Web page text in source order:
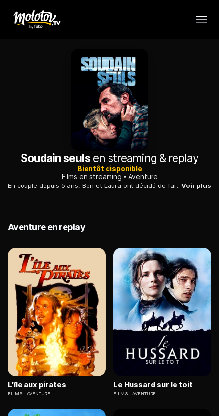
Soudain seulsen streaming & replay
Bientôt disponible
Films en streaming
Aventure
En couple depuis 5 ans, Ben et Laura ont décidé de faire le tour du monde en bateau. Avant d'atteindre l'Amérique du Sud, ils font un détour vers une île sauvage, près des côtes antarctiques. En pleine exploration, une tempête s'abat sur eux et leur bateau disparaît. Éloignés du monde, soudain seuls face au danger et à l'hiver qui approche, ils vont devoir lutter pour leur survie et celle de leur couple. Voir plus
Aventure en replay
L'île aux pirates
FILMS AVENTURE
Le Hussard sur le toit
FILMS AVENTURE